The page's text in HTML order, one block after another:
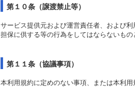
第１０条（譲渡禁止等）
サービス提供元および運営責任者、および
担保に供する等の行為をしてはならないもの
第１１条（協議事項）
本利用規約に定めのない事項、または本利